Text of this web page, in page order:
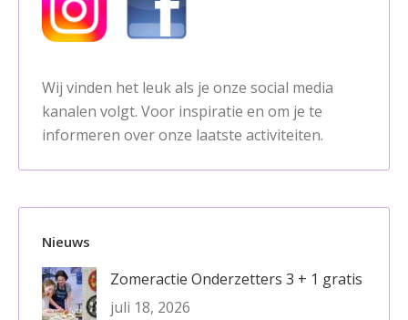
Wij vinden het leuk als je onze social media
kanalen volgt. Voor inspiratie en om je te
informeren over onze laatste activiteiten.
Nieuws
Zomeractie Onderzetters 3 + 1 gratis
juli 18, 2026